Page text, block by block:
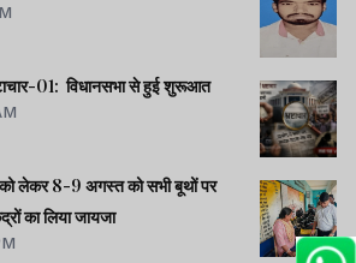
01: विधानसभा से हुई शुरूआत
लेकर 8-9 अगस्त को सभी बूथों पर
का लिया जायजा